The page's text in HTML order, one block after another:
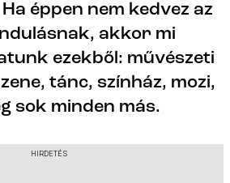
éppen nem kedvez az
akkor mi
ezekből: művészeti
tánc, színház, mozi,
sok minden más.
HIRDETÉS